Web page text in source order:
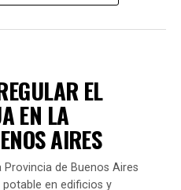
al artículo 277, inciso
que la exención no se
colaboren en
en las indagaciones
homicidios vinculados a la
a las personas a
castiga el silencio o la
EL
EN LA
AIRES
de Buenos Aires
potable en edificios y